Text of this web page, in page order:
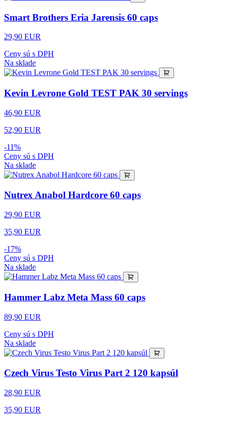
Smart Brothers Eria Jarensis 60 caps
29,90 EUR
Ceny sú s DPH
Na sklade
Kevin Levrone Gold TEST PAK 30 servings
46,90 EUR
52,90 EUR
-11%
Ceny sú s DPH
Na sklade
Nutrex Anabol Hardcore 60 caps
29,90 EUR
35,90 EUR
-17%
Ceny sú s DPH
Na sklade
Hammer Labz Meta Mass 60 caps
89,90 EUR
Ceny sú s DPH
Na sklade
Czech Virus Testo Virus Part 2 120 kapsúl
28,90 EUR
35,90 EUR